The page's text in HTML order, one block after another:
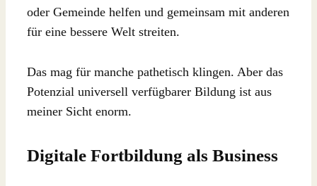
oder Gemeinde helfen und gemeinsam mit anderen
für eine bessere Welt streiten.
Das mag für manche pathetisch klingen. Aber das
Potenzial universell verfügbarer Bildung ist aus
meiner Sicht enorm.
Digitale Fortbildung als Business